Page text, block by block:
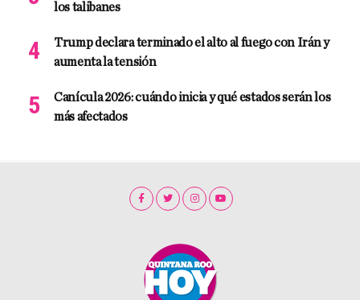
los talibanes
Trump declara terminado el alto al fuego con Irán y
aumenta la tensión
Canícula 2026: cuándo inicia y qué estados serán los
más afectados